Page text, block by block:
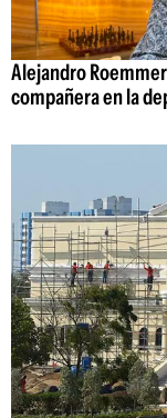
Alejandro
compañera en la